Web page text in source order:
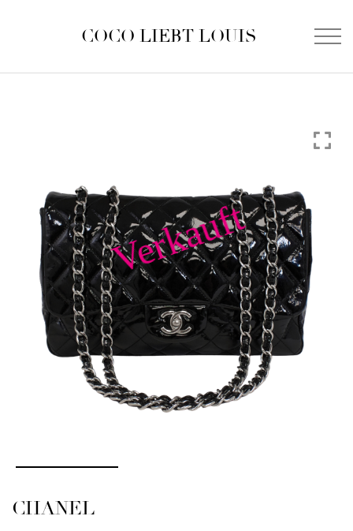
COCO LIEBT LOUIS
Verkauft
CHANEL